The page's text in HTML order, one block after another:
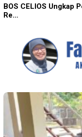
BOS CELIOS Ungkap
Re…